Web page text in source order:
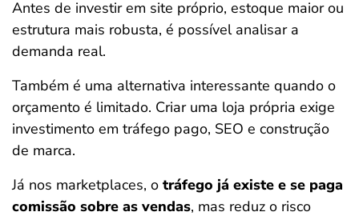
Antes de investir em site próprio, estoque maior ou
estrutura mais robusta, é possível analisar a
demanda real.
Também é uma alternativa interessante quando o
orçamento é limitado. Criar uma loja própria exige
investimento em tráfego pago, SEO e construção
de marca.
Já nos marketplaces, o tráfego já existe e se paga
comissão sobre as vendas, mas reduz o risco